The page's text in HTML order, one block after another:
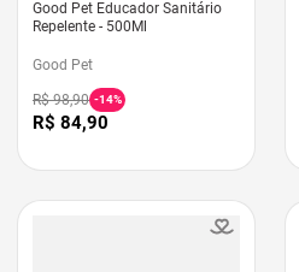
Good Pet Educador Sanitário
Repelente - 500Ml
Good Pet
R$ 98,90 -14%
R$ 84,90